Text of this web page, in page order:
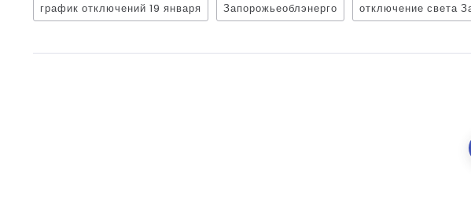
график отключений 19 января Запорожьеоблэнерго отключение света